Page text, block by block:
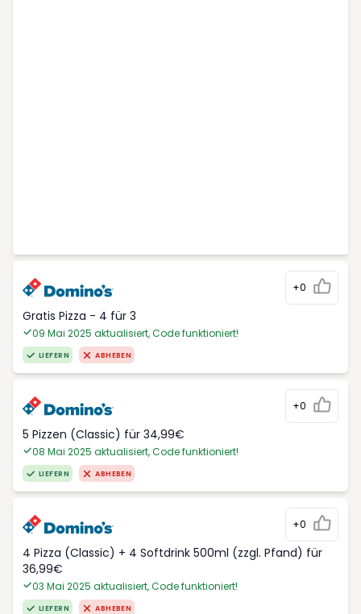
+0
Gratis Pizza - 4 für 3
09 Mai 2025 aktualisiert, Code funktioniert!
LIEFERN ABHEBEN
+0
5 Pizzen (Classic) für 34,99€
08 Mai 2025 aktualisiert, Code funktioniert!
LIEFERN ABHEBEN
+0
4 Pizza (Classic) + 4 Softdrink 500ml (zzgl. Pfand) für
36,99€
03 Mai 2025 aktualisiert, Code funktioniert!
LIEFERN ABHEBEN